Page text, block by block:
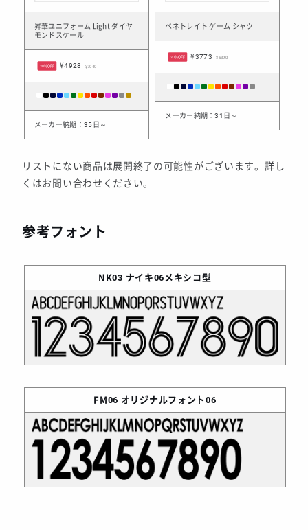
昇華ユニフォーム Light ダイヤ
モンドスケール
30%OFF ¥4928 ¥7040
メーカー納期：35日～
ペネトレイト ゲーム シャツ
30%OFF ¥3773 ¥5390
メーカー納期：31日～
リストにない商品は展開終了の可能性がございます。詳し
くはお問い合わせください。
参考フォント
NK03 ナイキ06メキシコ型
FM06 オリジナルフォント06